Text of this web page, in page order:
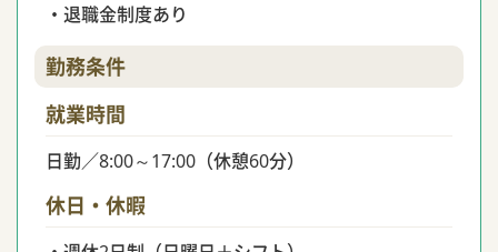
・退職金制度あり
勤務条件
就業時間
日勤／8:00～17:00（休憩60分）
休日・休暇